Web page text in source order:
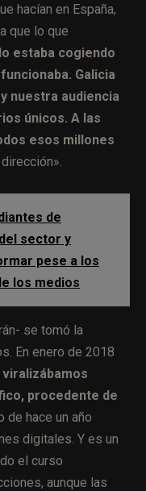
hacían en España,
que lo que
estaba cogiendo
Galicia
nuestra audiencia
únicos. A las
esos millones
de
sector y
pese a los
los medios
se tomó la
En enero de 2018
procedente de
de hace un año
digitales. Y es un
el curso
aunque las